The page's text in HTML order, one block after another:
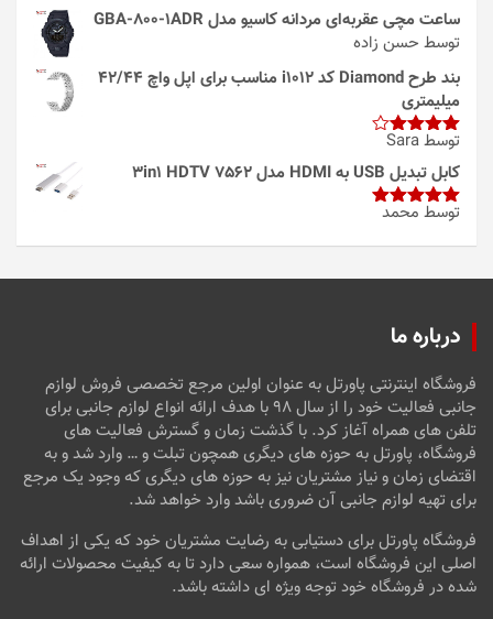
ساعت مچی عقربه‌ای مردانه کاسیو مدل GBA-800-1ADR
توسط حسن زاده
بند طرح Diamond کد i1012 مناسب برای اپل واچ 42/44
میلیمتری
امتیاز4
از 5
توسط Sara
کابل تبدیل USB به HDMI مدل 3in1 HDTV 7562
امتیاز5از
توسط محمد
درباره ما
فروشگاه اینترنتی پاورتل به عنوان اولین مرجع تخصصی فروش لوازم
جانبی فعالیت خود را از سال ۹۸ با هدف ارائه انواع لوازم جانبی برای
تلفن های همراه آغاز کرد. با گذشت زمان و گسترش فعالیت های
فروشگاه، پاورتل به حوزه های دیگری همچون تبلت و … وارد شد و به
اقتضای زمان و نیاز مشتریان نیز به حوزه های دیگری که وجود یک مرجع
برای تهیه لوازم جانبی آن ضروری باشد وارد خواهد شد.
فروشگاه پاورتل برای دستیابی به رضایت مشتریان خود که یکی از اهداف
اصلی این فروشگاه است، همواره سعی دارد تا به کیفیت محصولات ارائه
شده در فروشگاه خود توجه ویژه ای داشته باشد.